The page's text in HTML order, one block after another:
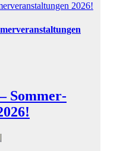
2026!
Sommer­
|